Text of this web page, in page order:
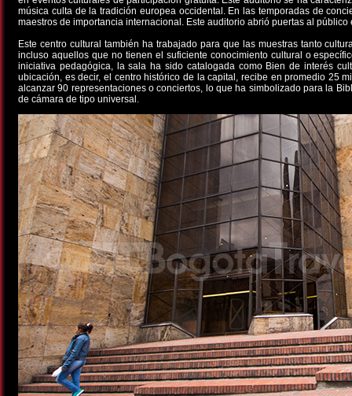
música culta de la tradición europea occidental. En las temporadas de
maestros de importancia internacional. Este auditorio abrió puertas al
Este centro cultural también ha trabajado para que las muestras tanto
incluso aquellos que no tienen el suficiente conocimiento cultural o
iniciativa pedagógica, la sala ha sido catalogada como Bien de interés
ubicación, es decir, el centro histórico de la capital, recibe en promedio 25
alcanzar 90 representaciones o conciertos, lo que ha simbolizado para la
de cámara de tipo universal.